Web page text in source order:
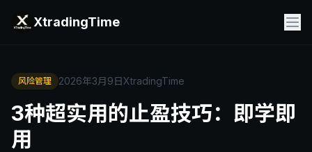
XtradingTime
风险管理 2026年3月9日XtradingTime
3种超实用的止盈技巧：即学即
用